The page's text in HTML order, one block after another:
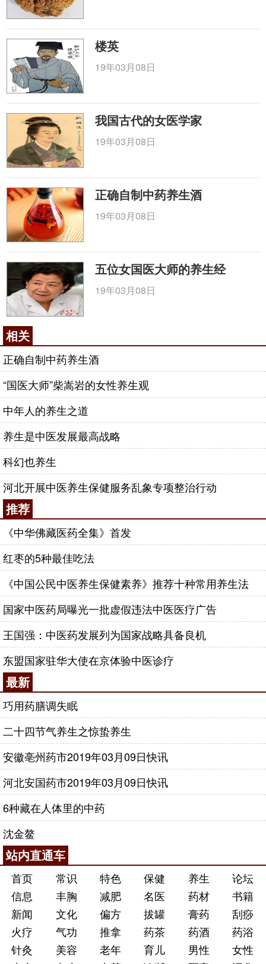
楼英
19年03月08日
我国古代的女医学家
19年03月08日
正确自制中药养生酒
19年03月08日
五位女国医大师的养生经
19年03月08日
相关
正确自制中药养生酒
“国医大师”柴嵩岩的女性养生观
中年人的养生之道
养生是中医发展最高战略
科幻也养生
河北开展中医养生保健服务乱象专项整治行动
推荐
《中华佛藏医药全集》首发
红枣的5种最佳吃法
《中国公民中医养生保健素养》推荐十种常用养生法
国家中医药局曝光一批虚假违法中医医疗广告
王国强：中医药发展列为国家战略具备良机
东盟国家驻华大使在京体验中医诊疗
最新
巧用药膳调失眠
二十四节气养生之惊蛰养生
安徽亳州药市2019年03月09日快讯
河北安国药市2019年03月09日快讯
6种藏在人体里的中药
沈金鳌
站内直通车
首页 常识 特色 保健 养生
论坛
信息
丰胸 减肥 名医 药材
书籍
新闻
文化 偏方 拔罐 膏药
刮痧
火疗
气功 推拿 药茶 药酒
药浴
针灸
美容 老年 育儿 男性
女性